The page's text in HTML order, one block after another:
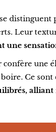
distinguent
Leur
une
confère une
Ce sont
alliant